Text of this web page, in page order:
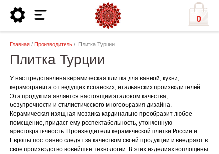
0
Главная / Производитель / Плитка Турции
Плитка Турции
У нас представлена керамическая плитка для ванной, кухни,
керамогранита от ведущих испанских, итальянских производителей.
Эта продукция является настоящим эталоном качества,
безупречности и стилистического многообразия дизайна.
Керамическая изящная мозаика кардинально преобразит любое
помещение, придаст ему респектабельность, утонченную
аристократичность. Производители керамической плитки России и
Европы постоянно следят за качеством своей продукции и внедряют в
свое производство новейшие технологии. В этих изделиях воплощены